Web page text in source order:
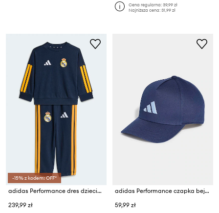
Cena regularna:39,99 zł
Najniższa cena:31,99 zł
-15% z kodem: OFF*
adidas Performance dres dziecięcy z bawełną REAL MADRID
239,99 zł
adidas Performance czapka bejsbolówka dziecięca bawełniana
59,99 zł